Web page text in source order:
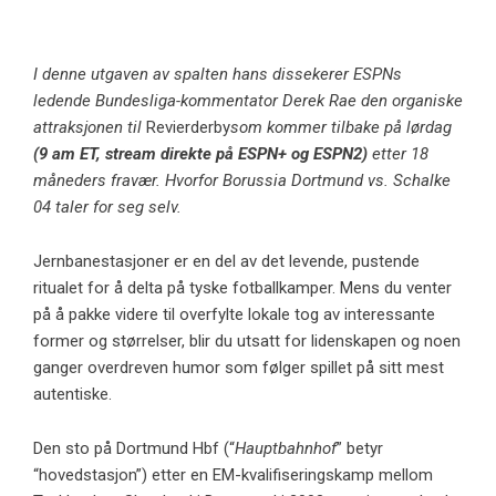
I denne utgaven av spalten hans dissekerer ESPNs
ledende Bundesliga-kommentator Derek Rae den organiske
attraksjonen til Revierderbysom kommer tilbake på lørdag
(9 am ET, stream direkte på ESPN+ og ESPN2) etter 18
måneders fravær. Hvorfor Borussia Dortmund vs. Schalke
04 taler for seg selv.
Jernbanestasjoner er en del av det levende, pustende
ritualet for å delta på tyske fotballkamper. Mens du venter
på å pakke videre til overfylte lokale tog av interessante
former og størrelser, blir du utsatt for lidenskapen og noen
ganger overdreven humor som følger spillet på sitt mest
autentiske.
Den sto på Dortmund Hbf (“Hauptbahnhof” betyr
“hovedstasjon”) etter en EM-kvalifiseringskamp mellom